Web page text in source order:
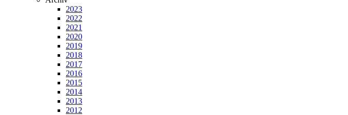
2023
2022
2021
2020
2019
2018
2017
2016
2015
2014
2013
2012